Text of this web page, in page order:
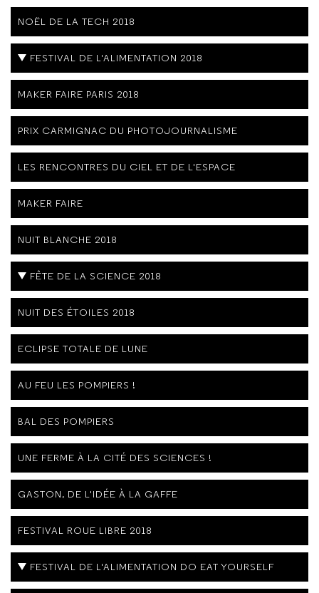
NOËL DE LA TECH 2018
FESTIVAL DE L'ALIMENTATION 2018
MAKER FAIRE PARIS 2018
PRIX CARMIGNAC DU PHOTOJOURNALISME
LES RENCONTRES DU CIEL ET DE L'ESPACE
MAKER FAIRE
NUIT BLANCHE 2018
FÊTE DE LA SCIENCE 2018
NUIT DES ÉTOILES 2018
ECLIPSE TOTALE DE LUNE
AU FEU LES POMPIERS !
BAL DES POMPIERS
UNE FERME À LA CITÉ DES SCIENCES !
GASTON, DE L'IDÉE À LA GAFFE
FESTIVAL ROUE LIBRE 2018
FESTIVAL DE L'ALIMENTATION DO EAT YOURSELF